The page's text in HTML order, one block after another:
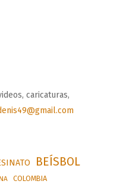
caricaturas,
BEÍSBOL
COLOMBIA